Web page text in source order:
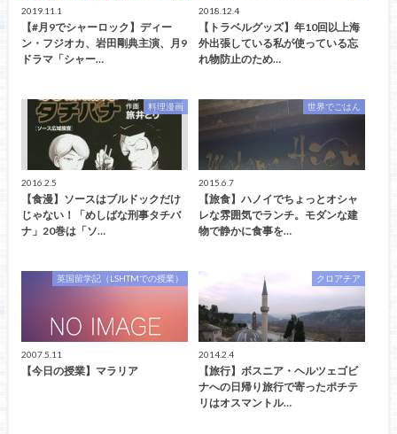
2019.11.1
【#月9でシャーロック】ディー
ン・フジオカ、岩田剛典主演、月9
ドラマ「シャー…
2018.12.4
【トラベルグッズ】年10回以上海
外出張している私が使っている忘
れ物防止のため…
料理漫画
2016.2.5
【食漫】ソースはブルドックだけ
じゃない！「めしばな刑事タチバ
ナ」20巻は「ソ…
世界でごはん
2015.6.7
【旅食】ハノイでちょっとオシャ
レな雰囲気でランチ。モダンな建
物で静かに食事を…
英国留学記（LSHTMでの授業）
2007.5.11
【今日の授業】マラリア
クロアチア
2014.2.4
【旅行】ボスニア・ヘルツェゴビ
ナへの日帰り旅行で寄ったポチテ
リはオスマントル…